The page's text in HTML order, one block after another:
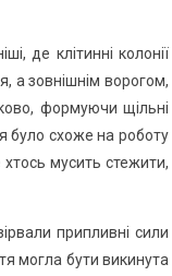
де клітинні колонії
а зовнішнім ворогом,
формуючи щільні
було схоже на роботу
мусить стежити,
припливні сили
могла бути викинута